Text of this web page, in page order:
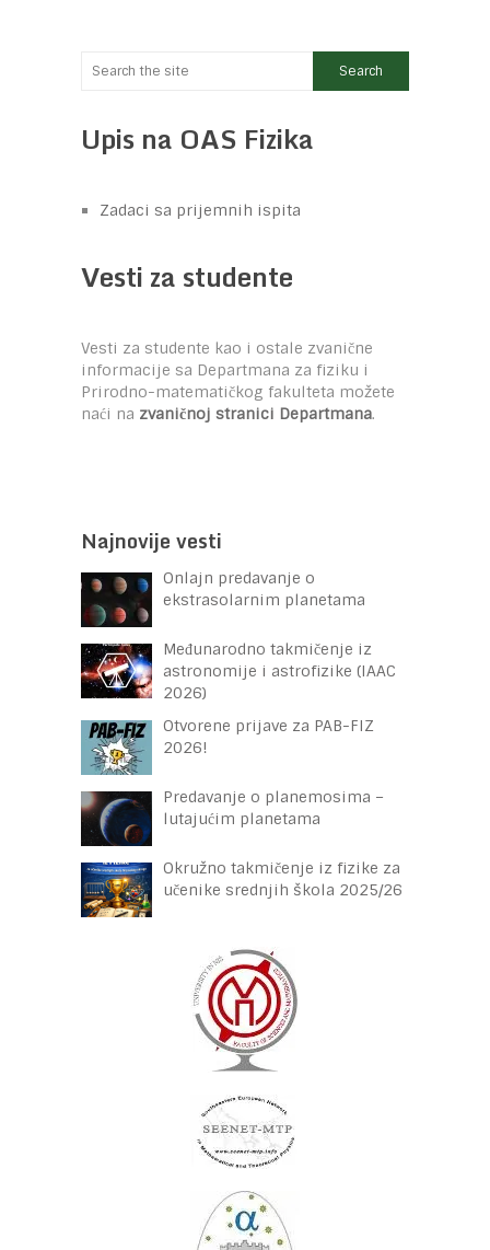
Upis na OAS Fizika
Zadaci sa prijemnih ispita
Vesti za studente
Vesti za studente kao i ostale zvanične
informacije sa Departmana za fiziku i
Prirodno-matematičkog fakulteta možete
naći na zvaničnoj stranici Departmana.
Najnovije vesti
Onlajn predavanje o
ekstrasolarnim planetama
Međunarodno takmičenje iz
astronomije i astrofizike (IAAC
2026)
Otvorene prijave za PAB-FIZ
2026!
Predavanje o planemosima –
lutajućim planetama
Okružno takmičenje iz fizike za
učenike srednjih škola 2025/26